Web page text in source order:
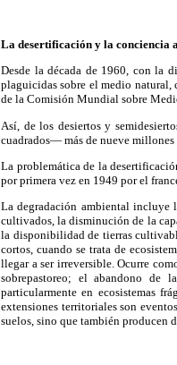
La desertificación y la conciencia
Desde la década de 1960, con la
plaguicidas sobre el medio
de la Comisión Mundial sobre
Así, de los desiertos y
cuadrados— más de nueve
La problemática de la
por primera vez en 1949 por el
La degradación ambiental incluye
cultivados, la disminución de la
la disponibilidad de tierras
cortos, cuando se trata de
llegar a ser irreversible. Ocurre
sobrepastoreo; el abandono de
particularmente en ecosistemas
extensiones territoriales son
suelos, sino que también producen